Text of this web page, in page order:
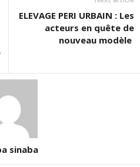
ELEVAGE PERI URBAIN : Les
acteurs en quête de
nouveau modèle
sinaba